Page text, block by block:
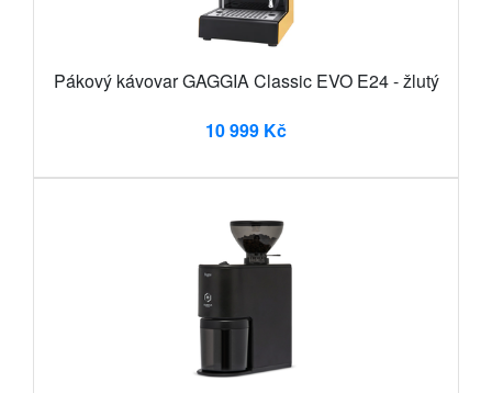
Pákový kávovar GAGGIA Classic EVO E24 - žlutý
10 999 Kč